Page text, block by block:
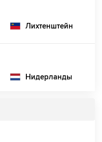
Лихтенштейн
Нидерланды